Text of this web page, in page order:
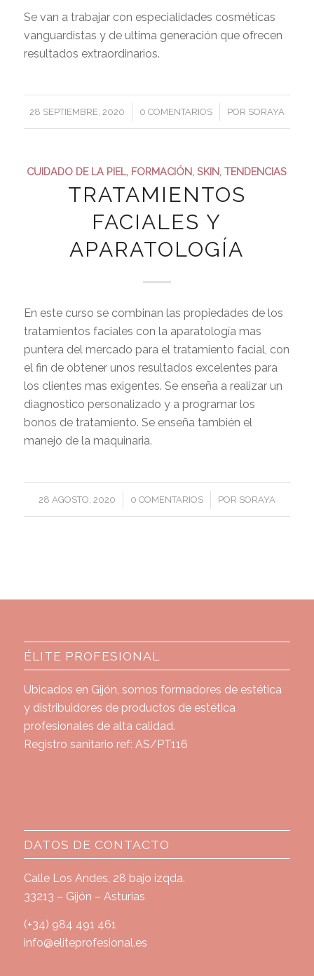
Se van a trabajar con especialidades cosméticas
vanguardistas y de ultima generación que ofrecen
resultados extraordinarios.
28 SEPTIEMBRE, 2020
/ 0 COMENTARIOS
/ POR SORAYA
CUIDADO DE LA PIEL, FORMACIÓN,SKIN,TENDENCIAS
TRATAMIENTOS
FACIALES Y
APARATOLOGÍA
En este curso se combinan las propiedades de los
tratamientos faciales con la aparatología mas
puntera del mercado para el tratamiento facial, con
el fin de obtener unos resultados excelentes para
los clientes mas exigentes. Se enseña a realizar un
diagnostico personalizado y a programar los
bonos de tratamiento. Se enseña también el
manejo de la maquinaria.
28 AGOSTO, 2020
/ 0 COMENTARIOS
/ POR SORAYA
ÉLITE PROFESIONAL
Ubicados en Gijón, somos formadores de estética
y distribuidores de productos de estética
profesionales de alta calidad.
Registro sanitario ref: AS/PT116
DATOS DE CONTACTO
Calle Los Andes, 28 bajo izqda.
33213 – Gijón – Asturias
(+34) 984 491 461
info@eliteprofesional.es